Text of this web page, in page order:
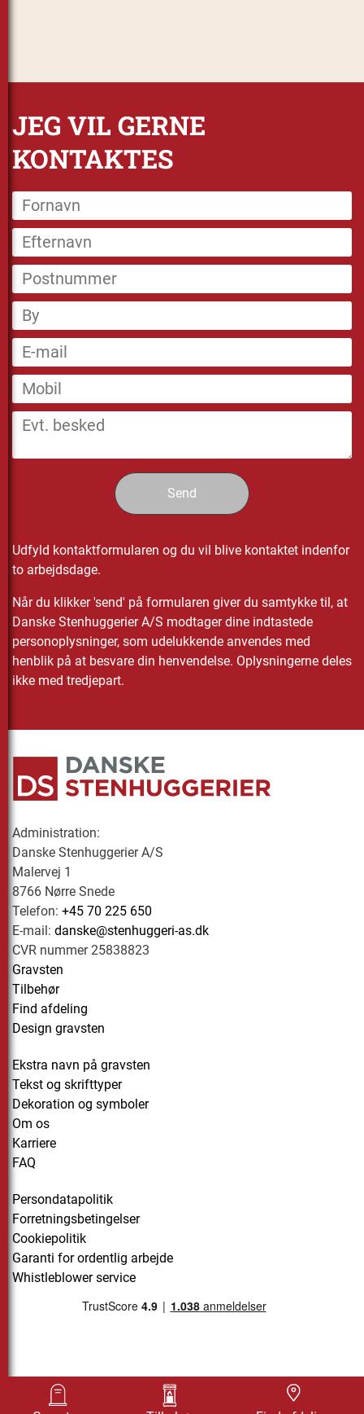
JEG VIL GERNE
KONTAKTES
Udfyld kontaktformularen og du vil blive kontaktet indenfor
to arbejdsdage.
Når du klikker 'send' på formularen giver du samtykke til, at
Danske Stenhuggerier A/S modtager dine indtastede
personoplysninger, som udelukkende anvendes med
henblik på at besvare din henvendelse. Oplysningerne deles
ikke med tredjepart.
Administration:
Danske Stenhuggerier A/S
Malervej 1
8766 Nørre Snede
Telefon: +45 70 225 650
E-mail: danske@stenhuggeri-as.dk
CVR nummer 25838823
Gravsten
Tilbehør
Find afdeling
Design gravsten
Ekstra navn på gravsten
Tekst og skrifttyper
Dekoration og symboler
Om os
Karriere
FAQ
Persondatapolitik
Forretningsbetingelser
Cookiepolitik
Garanti for ordentlig arbejde
Whistleblower service